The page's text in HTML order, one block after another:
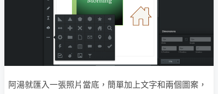
阿湯就匯入一張照片當底，簡單加上文字和兩個圖案，